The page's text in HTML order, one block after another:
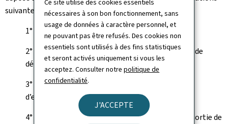
Ce site utilise des cookies essentiels
nécessaires à son bon fonctionnement, sans
usage de données à caractère personnel, et
ne pouvant pas être refusés. Des cookies non
essentiels sont utilisés à des fins statistiques
et seront activés uniquement si vous les
acceptez. Consulter notrepolitique de
confidentialité.
J'ACCEPTE
suivantes :
1° l’identification de l’aéronef ;
2° l’aérodrome de départ et l’heure estimée de
départ du poste de stationnement ;
3° l’aérodrome de destination ou le site
d’exploitation et la durée totale du vol estimée ;
4° le point de compte rendu obligatoire en sortie de